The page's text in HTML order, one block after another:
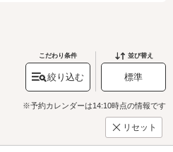
こだわり条件
絞り込む
並び替え
標準
※予約カレンダーは14:10時点の情報です
リセット